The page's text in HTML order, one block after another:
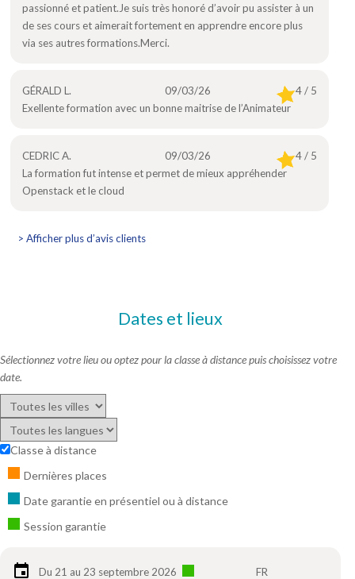
passionné et patient.Je suis très honoré d’avoir pu assister à un
de ses cours et aimerait fortement en apprendre encore plus
via ses autres formations.Merci.
GÉRALD L. 09/03/26
4 / 5
Exellente formation avec un bonne maitrise de l’Animateur
CEDRIC A. 09/03/26
4 / 5
La formation fut intense et permet de mieux appréhender
Openstack et le cloud
> Afficher plus d’avis clients
Dates et lieux
Sélectionnez votre lieu ou optez pour la classe à distance puis choisissez votre
date.
Classe à distance
Dernières places
Date garantie en présentiel ou à distance
Session garantie
Du 21 au 23 septembre 2026
FR